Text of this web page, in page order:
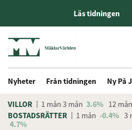
Läs tidningen
Nyheter Från tidningen Ny På
VILLOR 1 mån 3 mån 3.6% 12 mån
BOSTADSRÄTTER
1 mån -0.4% 3
4.7%